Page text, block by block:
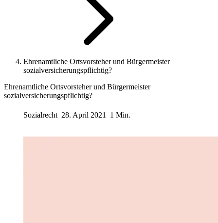
Ehrenamtliche Ortsvorsteher und Bürgermeister
sozialversicherungspflichtig?
Ehrenamtliche Ortsvorsteher und Bürgermeister
sozialversicherungspflichtig?
Sozialrecht 28. April 2021 1 Min.